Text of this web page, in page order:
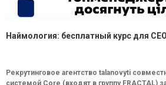
Наймология: бесплатный курс для
Рекрутинговое агентство talanovyti
системой Core (входят в группу FRACTAL)